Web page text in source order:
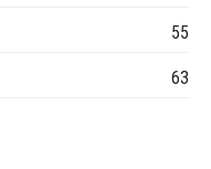
55
63